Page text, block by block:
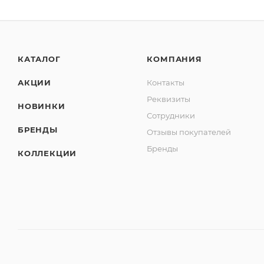
КАТАЛОГ
АКЦИИ
НОВИНКИ
БРЕНДЫ
КОЛЛЕКЦИИ
КОМПАНИЯ
Контакты
Реквизиты
Сотрудники
Отзывы покупателей
Бренды